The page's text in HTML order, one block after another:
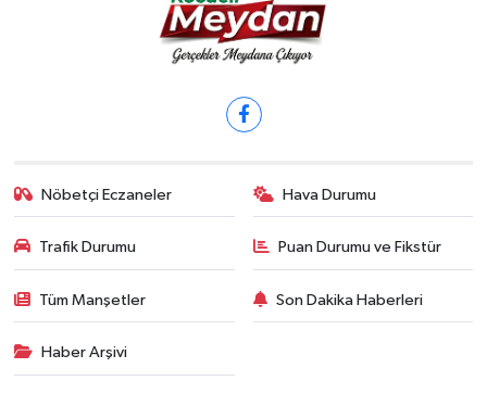
Nöbetçi Eczaneler Hava Durumu
Trafik Durumu Puan Durumu ve Fikstür
Tüm Manşetler Son Dakika Haberleri
Haber Arşivi